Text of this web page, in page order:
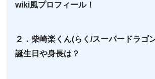
wiki風プロフィール！
２．柴崎楽くん(らく/スーパードラゴ
誕生日や身長は？